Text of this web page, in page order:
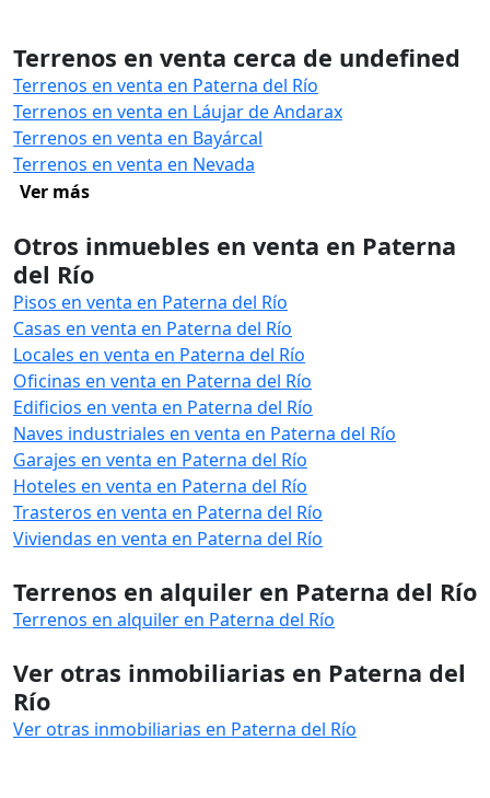
Terrenos en venta cerca de undefined
Terrenos en venta en Paterna del Río
Terrenos en venta en Láujar de Andarax
Terrenos en venta en Bayárcal
Terrenos en venta en Nevada
Ver más
Otros inmuebles en venta en Paterna
del Río
Pisos en venta en Paterna del Río
Casas en venta en Paterna del Río
Locales en venta en Paterna del Río
Oficinas en venta en Paterna del Río
Edificios en venta en Paterna del Río
Naves industriales en venta en Paterna del Río
Garajes en venta en Paterna del Río
Hoteles en venta en Paterna del Río
Trasteros en venta en Paterna del Río
Viviendas en venta en Paterna del Río
Terrenos en alquiler en Paterna del Río
Terrenos en alquiler en Paterna del Río
Ver otras inmobiliarias en Paterna del
Río
Ver otras inmobiliarias en Paterna del Río